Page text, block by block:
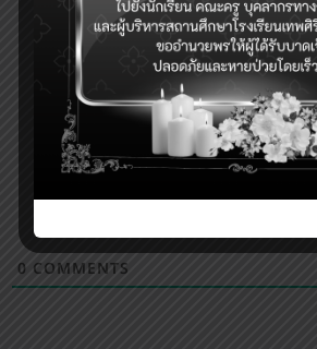
0 COMMENTS